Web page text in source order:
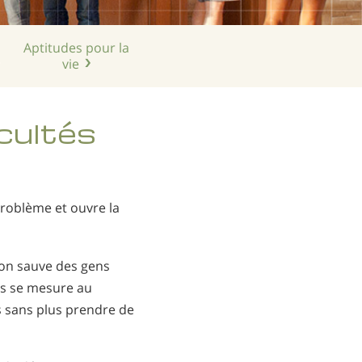
Népalais
Croate
Aptitudes pour la
vie
et ouvre la
sauve des gens
se mesure au
plus prendre de